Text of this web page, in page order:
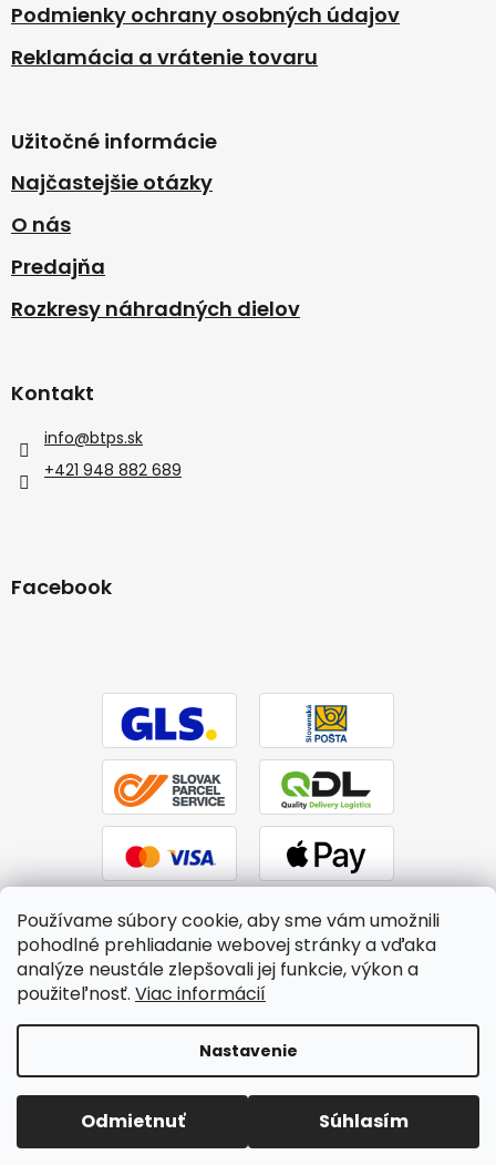
Používame súbory cookie, aby sme vám umožnili
pohodlné prehliadanie webovej stránky a vďaka
analýze neustále zlepšovali jej funkcie, výkon a
použiteľnosť. Viac informácií
Nastavenie
Odmietnuť Súhlasím
Podmienky ochrany osobných údajov
Reklamácia a vrátenie tovaru
Užitočné informácie
Najčastejšie otázky
O nás
Predajňa
Rozkresy náhradných dielov
Kontakt
info@btps.sk
+421 948 882 689
Facebook
Copyright 2026BTPS.sk. Všetky práva vyhradené.Upraviť
nastavenie cookies